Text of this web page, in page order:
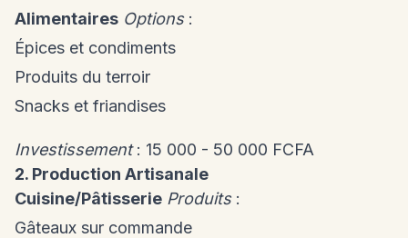
Alimentaires Options:
Épices et condiments
Produits du terroir
Snacks et friandises
Investissement: 15 000 - 50 000 FCFA
2. Production Artisanale
Cuisine/Pâtisserie Produits:
Gâteaux sur commande